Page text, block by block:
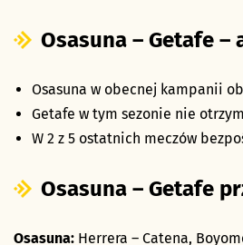
Osasuna – Getafe
Osasuna w obecnej kampanii
Getafe w tym sezonie nie
W 2 z 5 ostatnich meczów
Osasuna – Getafe
Osasuna: Herrera – Catena,